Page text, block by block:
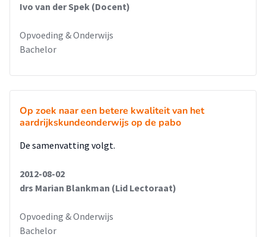
Ivo van der Spek (Docent)
Opvoeding & Onderwijs
Bachelor
Op zoek naar een betere kwaliteit van het
aardrijkskundeonderwijs op de pabo
De samenvatting volgt.
2012-08-02
drs Marian Blankman (Lid Lectoraat)
Opvoeding & Onderwijs
Bachelor